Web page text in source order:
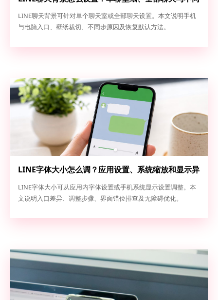
步排查
LINE聊天背景可针对单个聊天室或全部聊天设置。本文说明手机
与电脑入口、壁纸裁切、不同步原因及恢复默认方法。
LINE字体大小怎么调？应用设置、系统缩放和显示异
LINE字体大小可从应用内字体设置或手机系统显示设置调整。本
文说明入口差异、调整步骤、界面错位排查及无障碍优化。